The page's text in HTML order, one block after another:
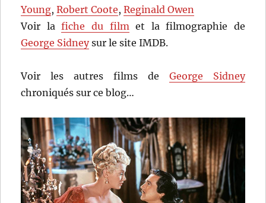
Young,Robert Coote,Reginald Owen
Voir lafiche du filmet la filmographie de
George Sidneysur le site IMDB.
Voir les autres films de George Sidney
chroniqués sur ce blog…